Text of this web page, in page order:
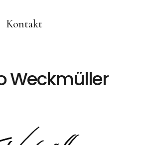
Kontakt
Weckmüller